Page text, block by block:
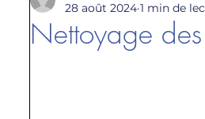
Nettoyage
28 août 2024 1 min de